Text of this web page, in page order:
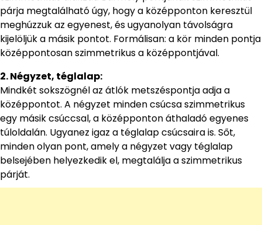
párja megtalálható úgy, hogy a középponton keresztül
meghúzzuk az egyenest, és ugyanolyan távolságra
kijelöljük a másik pontot. Formálisan: a kör minden pontja
középpontosan szimmetrikus a középpontjával.
2. Négyzet, téglalap:
Mindkét sokszögnél az átlók metszéspontja adja a
középpontot. A négyzet minden csúcsa szimmetrikus
egy másik csúccsal, a középponton áthaladó egyenes
túloldalán. Ugyanez igaz a téglalap csúcsaira is. Sőt,
minden olyan pont, amely a négyzet vagy téglalap
belsejében helyezkedik el, megtalálja a szimmetrikus
párját.